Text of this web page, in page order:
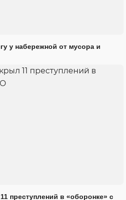
у набережной от мусора и
преступлений в «оборонке» с